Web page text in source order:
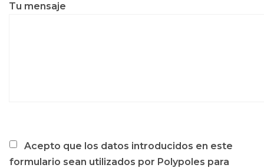
Tu mensaje
Acepto que los datos introducidos en este
formulario sean utilizados por Polypoles para